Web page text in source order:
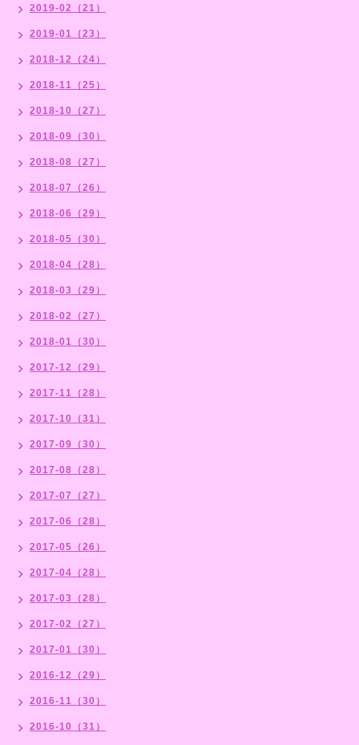
2019-02（21）
2019-01（23）
2018-12（24）
2018-11（25）
2018-10（27）
2018-09（30）
2018-08（27）
2018-07（26）
2018-06（29）
2018-05（30）
2018-04（28）
2018-03（29）
2018-02（27）
2018-01（30）
2017-12（29）
2017-11（28）
2017-10（31）
2017-09（30）
2017-08（28）
2017-07（27）
2017-06（28）
2017-05（26）
2017-04（28）
2017-03（28）
2017-02（27）
2017-01（30）
2016-12（29）
2016-11（30）
2016-10（31）